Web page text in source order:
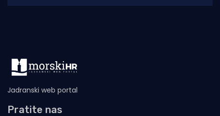
Jadranski web portal
Pratite nas